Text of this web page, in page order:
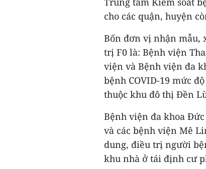
cho các quận, huyện
Bốn đơn vị nhận mẫu,
trị F0 là: Bệnh viện
viện và Bệnh viện đa
bệnh COVID-19 mức
thuộc khu đô thị Đền
Bệnh viện đa khoa
và các bệnh viện Mê
dung, điều trị người
khu nhà ở tái định cư